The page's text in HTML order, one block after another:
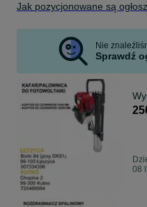
Jak pozycjonowane są
Nie
Sprawdź
08